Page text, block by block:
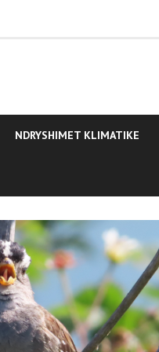
NDRYSHIMET KLIMATIKE